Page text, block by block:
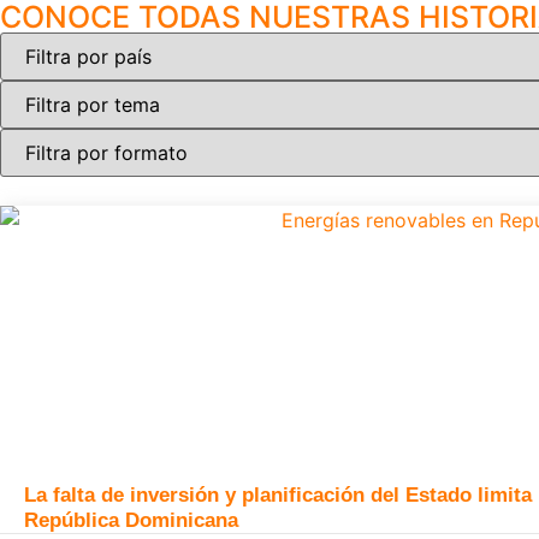
CONOCE TODAS NUESTRAS
La falta de inversión y planificación del Estado limita
República Dominicana